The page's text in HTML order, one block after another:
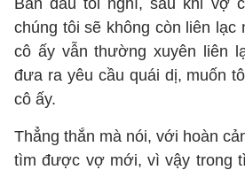
Ban đầu tôi nghĩ, sau khi vợ
chúng tôi sẽ không còn liên
cô ấy vẫn thường xuyên liên
đưa ra yêu cầu quái dị, muốn
cô ấy.
Thẳng thắn mà nói, với hoàn
tìm được vợ mới, vì vậy trong